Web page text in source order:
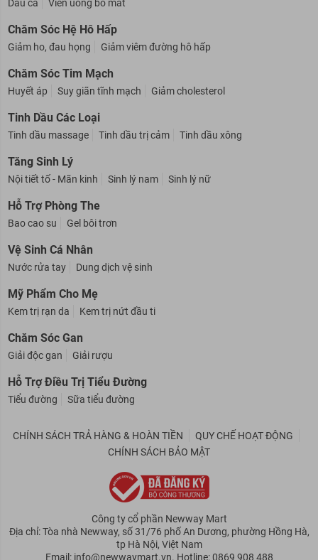
Dầu cá Viên uống bổ mắt
Chăm Sóc Hệ Hô Hấp
Giảm ho, đau họng Giảm viêm đường hô hấp
Chăm Sóc Tim Mạch
Huyết áp Suy giãn tĩnh mạch Giảm cholesterol
Tinh Dầu Các Loại
Tinh dầu massage Tinh dầu trị cảm Tinh dầu xông
Tăng Sinh Lý
Nội tiết tố - Mãn kinh Sinh lý nam Sinh lý nữ
Hỗ Trợ Phòng The
Bao cao su Gel bôi trơn
Vệ Sinh Cá Nhân
Nước rửa tay Dung dịch vệ sinh
Mỹ Phẩm Cho Mẹ
Kem trị rạn da Kem trị nứt đầu ti
Chăm Sóc Gan
Giải độc gan Giải rượu
Hỗ Trợ Điều Trị Tiểu Đường
Tiểu đường Sữa tiểu đường
CHÍNH SÁCH TRẢ HÀNG & HOÀN TIỀN
QUY CHẾ HOẠT ĐỘNG
CHÍNH SÁCH BẢO MẬT
Công ty cổ phần Newway Mart
Địa chỉ: Tòa nhà Newway, số 31/76 phố An Dương, phường Hồng Hà,
tp Hà Nội, Việt Nam
Email: info@newwaymart.vn. Hotline: 0869 908 488